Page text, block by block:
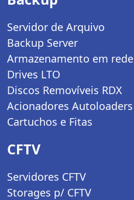
Servidor de Arquivo
Backup Server
Armazenamento em rede
Drives LTO
Discos Removíveis RDX
Acionadores Autoloaders
Cartuchos e Fitas
CFTV
Servidores CFTV
Storages p/ CFTV